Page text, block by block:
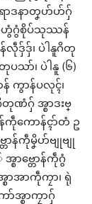
ရာဒနာတၞဟ်ဟ်ဂှ်
ာဟွံဂွံစိုပ်သုဿန်
လဵုဒှ်ဒှ်၊ ပဲါနူဂိတု
ပသာ်၊ ပဲါနူ (၆)
ကွာန်ပလုၚ်၊
ဏံဂှ် အ္စာဒးဗ္
န်ကဵုကောန်ၚာ်တံ ဥ
ာန်ကဵုမၞိဟ်ဗျုဗျု
ဗ္တောန်ကဵုဂွံ
ာအာကဵုကၠာ၊ ရုဲ
ာ်အ္စာကၠာဂှ်